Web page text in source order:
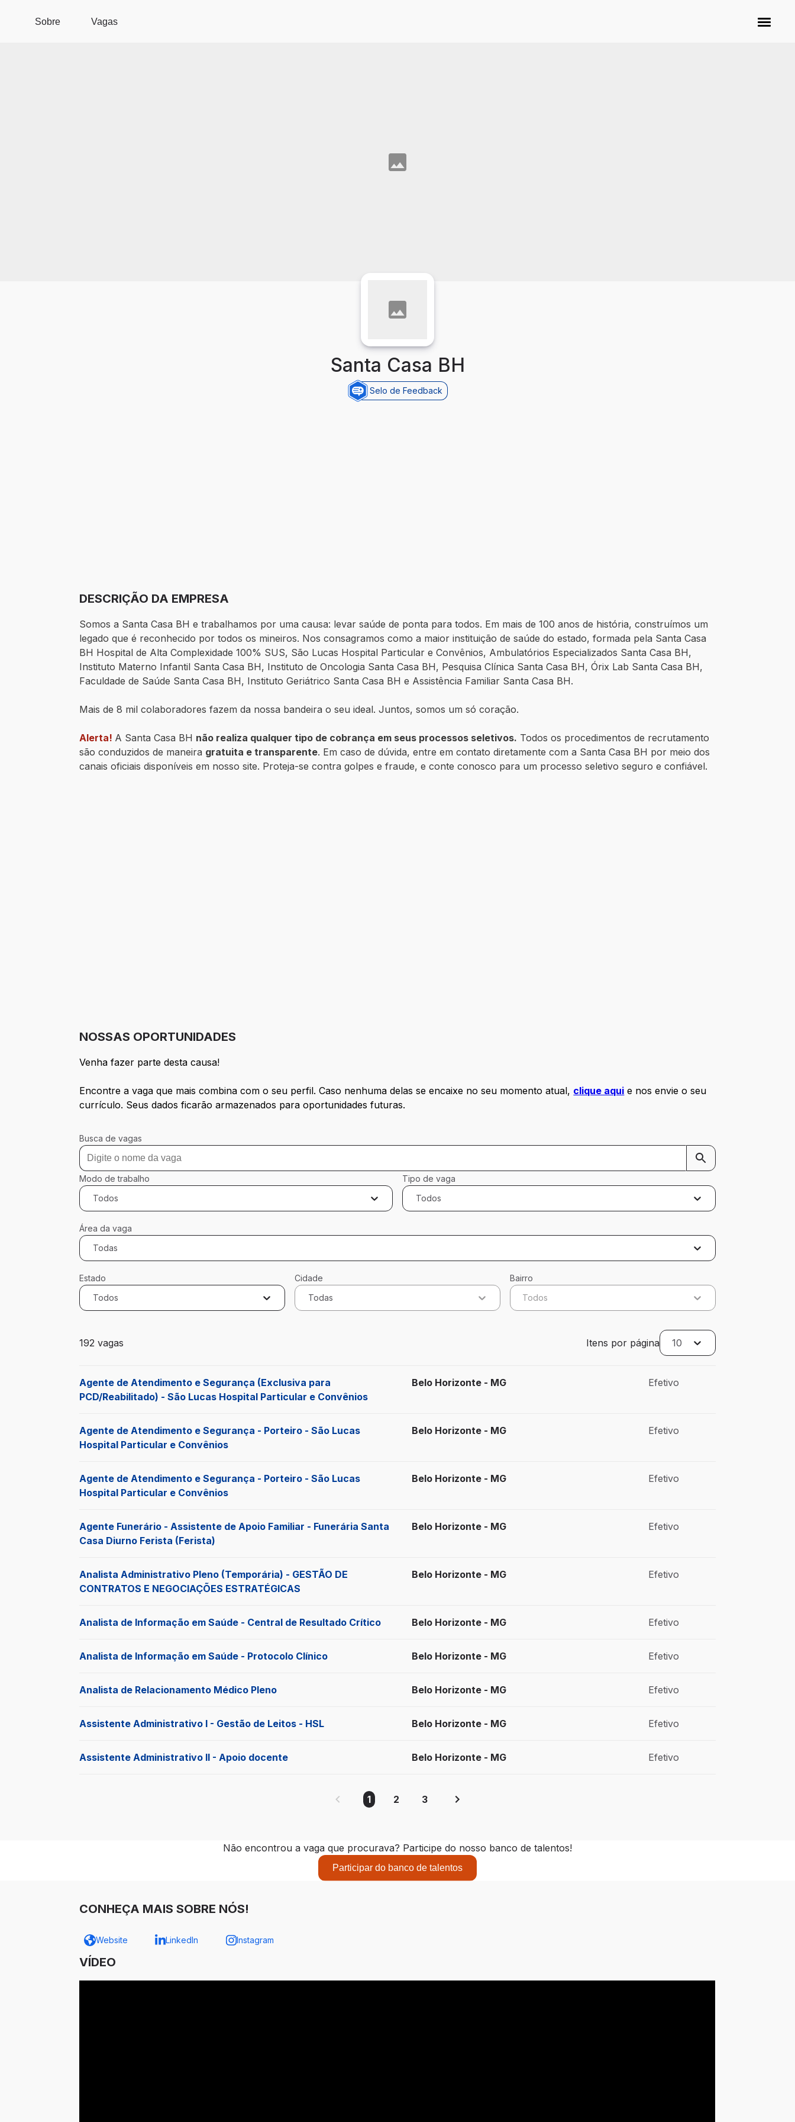
Sobre Vagas
Santa Casa BH
Selo de Feedback
DESCRIÇÃO DA EMPRESA
Somos a Santa Casa BH e trabalhamos por uma causa: levar saúde de ponta para todos. Em mais de 100 anos de história, construímos um
legado que é reconhecido por todos os mineiros. Nos consagramos como a maior instituição de saúde do estado, formada pela Santa Casa
BH Hospital de Alta Complexidade 100% SUS, São Lucas Hospital Particular e Convênios, Ambulatórios Especializados Santa Casa BH,
Instituto Materno Infantil Santa Casa BH, Instituto de Oncologia Santa Casa BH, Pesquisa Clínica Santa Casa BH, Órix Lab Santa Casa BH,
Faculdade de Saúde Santa Casa BH, Instituto Geriátrico Santa Casa BH e Assistência Familiar Santa Casa BH.
Mais de 8 mil colaboradores fazem da nossa bandeira o seu ideal. Juntos, somos um só coração.
Alerta! A Santa Casa BH não realiza qualquer tipo de cobrança em seus processos seletivos. Todos os procedimentos de recrutamento
são conduzidos de maneira gratuita e transparente. Em caso de dúvida, entre em contato diretamente com a Santa Casa BH por meio dos
canais oficiais disponíveis em nosso site. Proteja-se contra golpes e fraude, e conte conosco para um processo seletivo seguro e confiável.
NOSSAS OPORTUNIDADES
Venha fazer parte desta causa!
Encontre a vaga que mais combina com o seu perfil. Caso nenhuma delas se encaixe no seu momento atual, clique aqui e nos envie o seu
currículo. Seus dados ficarão armazenados para oportunidades futuras.
Busca de vagas
Modo de trabalho
Todos
Tipo de vaga
Todos
Área da vaga
Todas
Estado
Todos
Cidade
Todas
Bairro
Todos
192 vagas Itens por página 10
Agente de Atendimento e Segurança (Exclusiva para
PCD/Reabilitado) - São Lucas Hospital Particular e Convênios
Belo Horizonte - MG Efetivo
Agente de Atendimento e Segurança - Porteiro - São Lucas
Hospital Particular e Convênios
Belo Horizonte - MG Efetivo
Agente de Atendimento e Segurança - Porteiro - São Lucas
Hospital Particular e Convênios
Belo Horizonte - MG Efetivo
Agente Funerário - Assistente de Apoio Familiar - Funerária Santa
Casa Diurno Ferista (Ferista)
Belo Horizonte - MG Efetivo
Analista Administrativo Pleno (Temporária) - GESTÃO DE
CONTRATOS E NEGOCIAÇÕES ESTRATÉGICAS
Belo Horizonte - MG Efetivo
Analista de Informação em Saúde - Central de Resultado Crítico Belo Horizonte - MG Efetivo
Analista de Informação em Saúde - Protocolo Clínico Belo Horizonte - MG Efetivo
Analista de Relacionamento Médico Pleno Belo Horizonte - MG Efetivo
Assistente Administrativo I - Gestão de Leitos - HSL Belo Horizonte - MG Efetivo
Assistente Administrativo II - Apoio docente Belo Horizonte - MG Efetivo
1 2 3
Não encontrou a vaga que procurava? Participe do nosso banco de talentos!
Participar do banco de talentos
CONHEÇA MAIS SOBRE NÓS!
Website LinkedIn Instagram
VÍDEO